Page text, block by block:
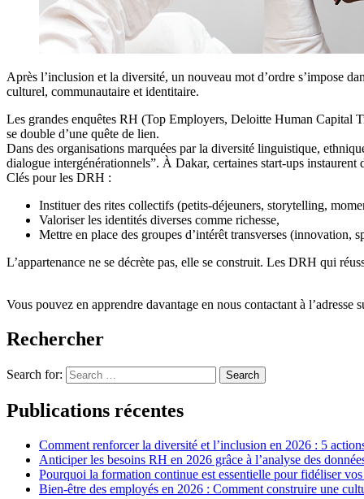
Après l’inclusion et la diversité, un nouveau mot d’ordre s’impose
culturel, communautaire et identitaire.
Les grandes enquêtes RH (Top Employers, Deloitte Human Capital
se double d’une quête de lien.
Dans des organisations marquées par la diversité linguistique,
dialogue intergénérationnels”. À Dakar, certaines start-ups
Clés pour les DRH :
Instituer des rites collectifs (petits-déjeuners, storytelling,
Valoriser les identités diverses comme richesse,
Mettre en place des groupes d’intérêt transverses (innovation,
L’appartenance ne se décrète pas, elle se construit. Les DRH qui
Vous pouvez en apprendre davantage en nous contactant à l’adresse
Rechercher
Search for: Search
Publications récentes
Comment renforcer la diversité et l’inclusion en 2026 : 5
Anticiper les besoins RH en 2026 grâce à l’analyse des
Pourquoi la formation continue est essentielle pour fidéliser
Bien-être des employés en 2026 : Comment construire une